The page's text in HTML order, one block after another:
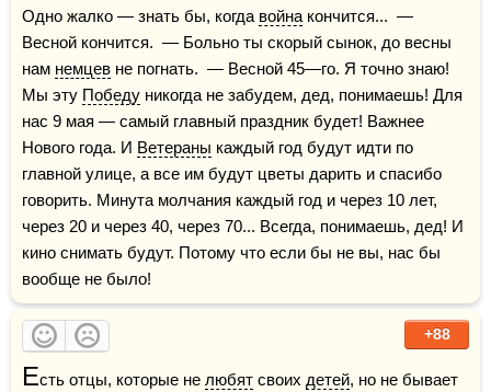
Одно жалко — знать бы, когда война кончится...  —
Весной кончится.  — Больно ты скорый сынок, до весны
нам немцев не погнать.  — Весной 45—го. Я точно знаю!
Мы эту Победу никогда не забудем, дед, понимаешь! Для
нас 9 мая — самый главный праздник будет! Важнее
Нового года. И Ветераны каждый год будут идти по
главной улице, а все им будут цветы дарить и спасибо
говорить. Минута молчания каждый год и через 10 лет,
через 20 и через 40, через 70... Всегда, понимаешь, дед! И
кино снимать будут. Потому что если бы не вы, нас бы
вообще не было!
+88
Есть отцы, которые не любят своих детей, но не бывает